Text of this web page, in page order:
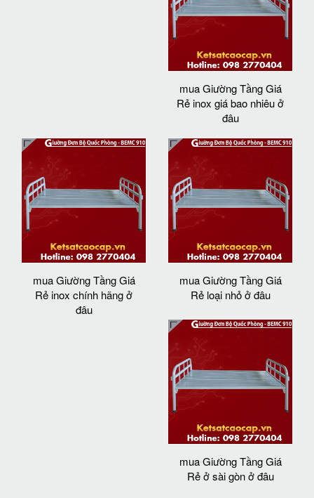
mua Giường Tầng Giá
Rẻ inox giá bao nhiêu ở
đâu
mua Giường Tầng Giá
Rẻ inox chính hãng ở
đâu
mua Giường Tầng Giá
Rẻ loại nhỏ ở đâu
mua Giường Tầng Giá
Rẻ ở sài gòn ở đâu